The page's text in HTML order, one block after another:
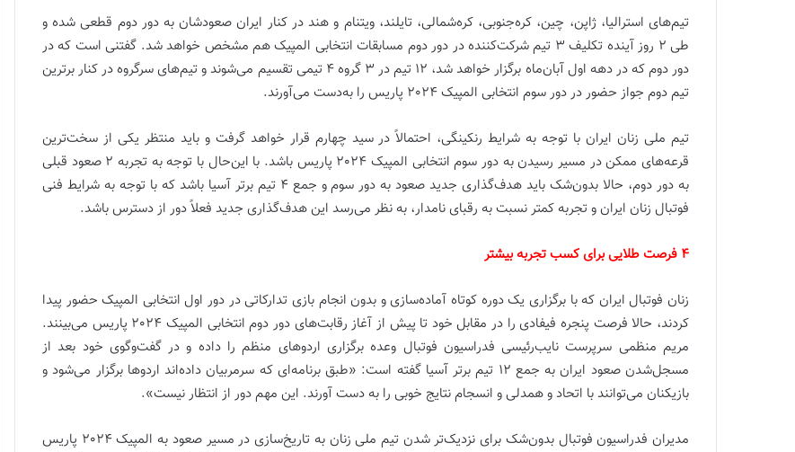
تیم‌های استرالیا، ژاپن، چین، کره‌جنوبی، کره‌شمالی، تایلند، ویتنام و هند در کنار ایران صعودشان به دور دوم قطعی شده و
طی 2 روز آینده تکلیف 3 تیم شرکت‌کننده در دور دوم مسابقات انتخابی المپیک هم مشخص خواهد شد. گفتنی است که در
دور دوم که در دهه اول آبان‌ماه برگزار خواهد شد، 12 تیم در 3 گروه 4 تیمی تقسیم می‌شوند و تیم‌های سرگروه در کنار برترین
تیم دوم جواز حضور در دور سوم انتخابی المپیک 2024 پاریس را به‌دست می‌آورند.
تیم ملی زنان ایران با توجه به شرایط رنکینگی، احتمالاً در سید چهارم قرار خواهد گرفت و باید منتظر یکی از سخت‌ترین
قرعه‌های ممکن در مسیر رسیدن به دور سوم انتخابی المپیک 2024 پاریس باشد. با این‌حال با توجه به تجربه 2 صعود قبلی
به دور دوم، حالا بدون‌شک باید هدف‌گذاری جدید صعود به دور سوم و جمع 4 تیم برتر آسیا باشد که با توجه به شرایط فنی
فوتبال زنان ایران و تجربه کمتر نسبت به رقبای نامدار، به نظر می‌رسد این هدف‌گذاری جدید فعلاً دور از دسترس باشد.
4 فرصت طلایی برای کسب تجربه بیشتر
زنان فوتبال ایران که با برگزاری یک دوره کوتاه آماده‌سازی و بدون انجام بازی تدارکاتی در دور اول انتخابی المپیک حضور پیدا
کردند، حالا فرصت پنجره فیفادی را در مقابل خود تا پیش از آغاز رقابت‌های دور دوم انتخابی المپیک 2024 پاریس می‌بینند.
مریم منظمی سرپرست نایب‌رئیسی فدراسیون فوتبال وعده برگزاری اردوهای منظم را داده و در گفت‌وگوی خود بعد از
مسجل‌شدن صعود ایران به جمع 12 تیم برتر آسیا گفته است: «طبق برنامه‌ای که سرمربیان داده‌اند اردوها برگزار می‌شود و
بازیکنان می‌توانند با اتحاد و همدلی و انسجام نتایج خوبی را به دست آورند. این مهم دور از انتظار نیست».
مدیران فدراسیون فوتبال بدون‌شک برای نزدیک‌تر شدن تیم ملی زنان به تاریخ‌سازی در مسیر صعود به المپیک 2024 پاریس